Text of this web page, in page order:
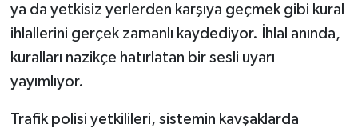
ya da yetkisiz yerlerden karşıya geçmek gibi kural
ihlallerini gerçek zamanlı kaydediyor. İhlal anında,
kuralları nazikçe hatırlatan bir sesli uyarı
yayımlıyor.
Trafik polisi yetkilileri, sistemin kavşaklarda